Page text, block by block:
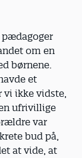
pædagoger
om en
børnene.
et
vi ikke vidste,
ufrivillige
var
bud på,
at vide, at